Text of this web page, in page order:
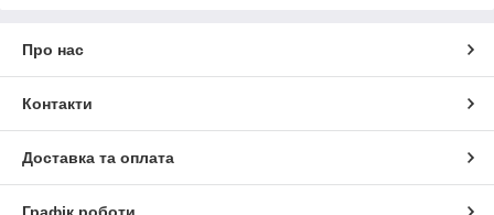
Про нас
Контакти
Доставка та оплата